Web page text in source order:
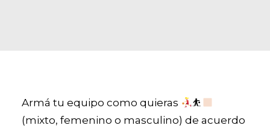
Armá tu equipo como quieras
⛹
(mixto, femenino o masculino) de acuerdo